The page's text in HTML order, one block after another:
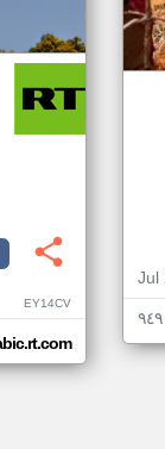
Jul
EY14CV